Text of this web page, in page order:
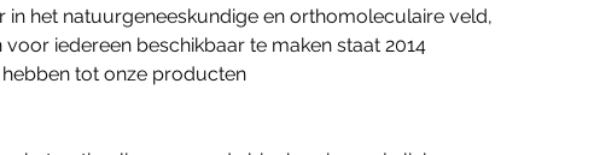
het natuurgeneeskundige en orthomoleculaire veld,
iedereen beschikbaar te maken staat 2014
tot onze producten